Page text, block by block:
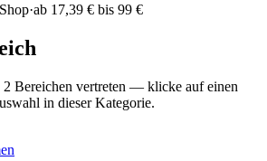
·ab 17,39 € bis 99 €
2 Bereichen vertreten — klicke auf einen
in dieser Kategorie.